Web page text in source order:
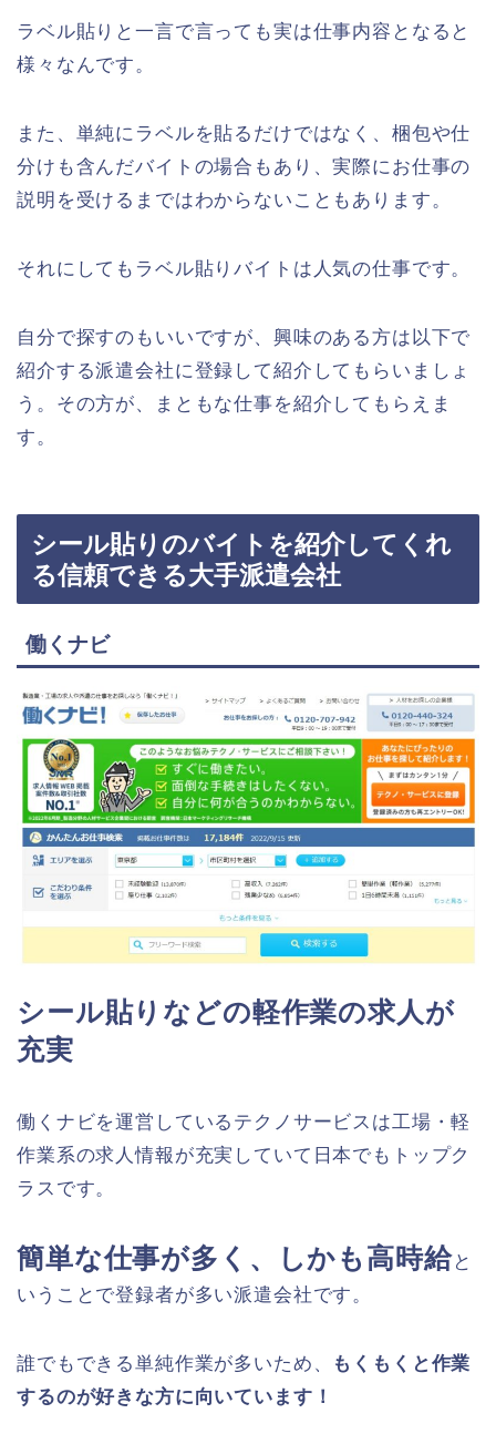
ラベル貼りと一言で言っても実は仕事内容となると
様々なんです。
また、単純にラベルを貼るだけではなく、梱包や仕
分けも含んだバイトの場合もあり、実際にお仕事の
説明を受けるまではわからないこともあります。
それにしてもラベル貼りバイトは人気の仕事です。
自分で探すのもいいですが、興味のある方は以下で
紹介する派遣会社に登録して紹介してもらいましょ
う。その方が、まともな仕事を紹介してもらえま
す。
シール貼りのバイトを紹介してくれ
る信頼できる大手派遣会社
働くナビ
シール貼りなどの軽作業の求人が
充実
働くナビを運営しているテクノサービスは工場・軽
作業系の求人情報が充実していて日本でもトップク
ラスです。
簡単な仕事が多く、しかも高時給と
いうことで登録者が多い派遣会社です。
誰でもできる単純作業が多いため、
もくもくと作業
するのが好きな方に向いています！